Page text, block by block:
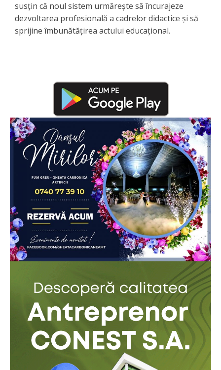
susțin că noul sistem urmărește să încurajeze
dezvoltarea profesională a cadrelor didactice și să
sprijine îmbunătățirea actului educațional.